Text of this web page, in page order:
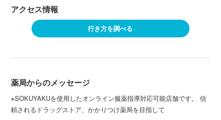
アクセス情報
行き方を調べる
薬局からのメッセージ
※SOKUYAKUを使用したオンライン服薬指導対応可能店舗です。 信
頼されるドラッグストア、かかりつけ薬局を目指して